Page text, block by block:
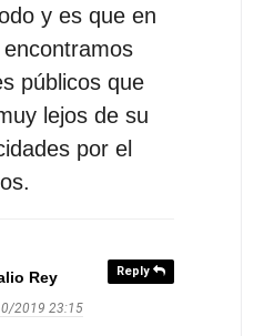
y es que en
públicos que
lejos de su
por el
Reply
Rey
2019 23:15